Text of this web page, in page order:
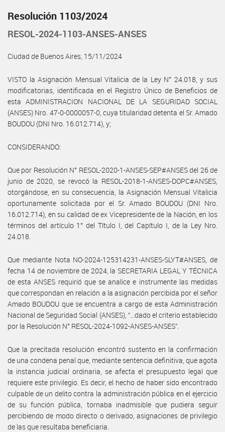
Resolución 1103/2024
RESOL-2024-1103-ANSES-ANSES
Ciudad de Buenos Aires, 15/11/2024
VISTO la Asignación Mensual Vitalicia de la Ley N° 24.018, y sus
modificatorias, identificada en el Registro Único de Beneficios de
esta ADMINISTRACION NACIONAL DE LA SEGURIDAD SOCIAL
(ANSES) Nro. 47-0-0000057-0, cuya titularidad detenta el Sr. Amado
BOUDOU (DNI Nro. 16.012.714), y;
CONSIDERANDO:
Que por Resolución N° RESOL-2020-1-ANSES-SEP#ANSES del 26 de
junio de 2020, se revocó la RESOL-2018-1-ANSES-DOPC#ANSES,
otorgándose, en su consecuencia, la Asignación Mensual Vitalicia
oportunamente solicitada por el Sr. Amado BOUDOU (DNI Nro.
16.012.714), en su calidad de ex Vicepresidente de la Nación, en los
términos del artículo 1° del Título I, del Capítulo I, de la Ley Nro.
24.018.
Que mediante Nota NO-2024-125314231-ANSES-SLYT#ANSES, de
fecha 14 de noviembre de 2024, la SECRETARIA LEGAL Y TÉCNICA
de esta ANSES requirió que se analice e instrumente las medidas
que correspondan en relación a la asignación percibida por el señor
Amado BOUDOU que se encuentra a cargo de esta Administración
Nacional de Seguridad Social (ANSES), “…dado el criterio establecido
por la Resolución N° RESOL-2024-1092-ANSES-ANSES”.
Que la precitada resolución encontró sustento en la confirmación
de una condena penal que, mediante sentencia definitiva, que agota
la instancia judicial ordinaria, se afecta el presupuesto legal que
requiere este privilegio. Es decir, el hecho de haber sido encontrado
culpable de un delito contra la administración pública en el ejercicio
de su función pública, tornaba inadmisible que pudiera seguir
percibiendo de modo directo o derivado, asignaciones de privilegio
de las que resultaba beneficiaria.